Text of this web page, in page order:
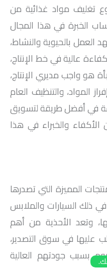
تغليف مواد غذائية من
الخبرة في هذا المجال
العمل بالحيوية والنشاط،
عالية في خط الإنتاج،
هو واجب مديري الإنتاج،
المواد، والتنظيف العام
في أفضل طريقة لتسويق
والخبراء في هذا
المميزة التي تصدرها
ذلك السيارات والملابس
وتعد الأحذية من أهم
عليها في سوق التصدير،
بسبب جودتهم العالية